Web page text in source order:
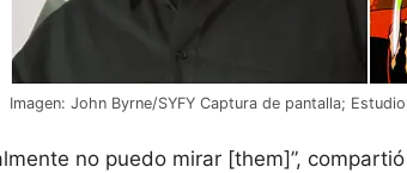
Imagen: John Byrne/SYFY Captura de pantalla;
no puedo mirar [them]”,